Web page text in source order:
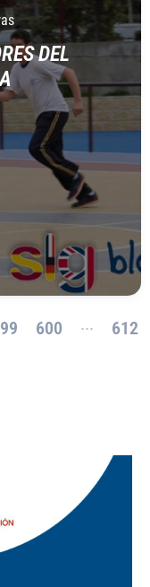
DEL
600 ... 612